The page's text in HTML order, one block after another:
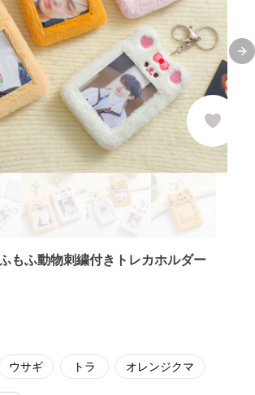
もふ動物刺繍付きトレカホルダー
ウサギ トラ オレンジクマ